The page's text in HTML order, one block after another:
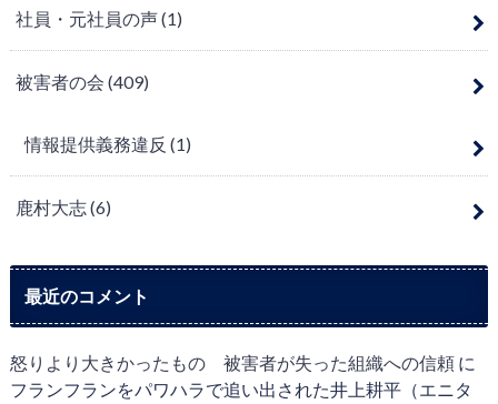
社員・元社員の声(1)
被害者の会 (409)
情報提供義務違反 (1)
鹿村大志(6)
最近のコメント
怒りより大きかったもの 被害者が失った組織への信頼に
フランフランをパワハラで追い出された井上耕平（エニタ